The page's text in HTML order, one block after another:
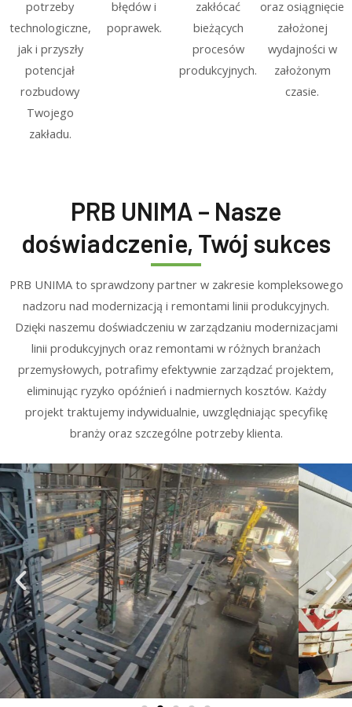
potrzeby
technologiczne,
jak i przyszły
potencjał
rozbudowy
Twojego
zakładu.
błędów i
poprawek.
zakłócać
bieżących
procesów
produkcyjnych.
oraz osiągnięcie
założonej
wydajności w
założonym
czasie.
PRB UNIMA – Nasze
doświadczenie, Twój sukces
PRB UNIMA to sprawdzony partner w zakresie kompleksowego
nadzoru nad modernizacją i remontami linii produkcyjnych.
Dzięki naszemu doświadczeniu w zarządzaniu modernizacjami
linii produkcyjnych oraz remontami w różnych branżach
przemysłowych, potrafimy efektywnie zarządzać projektem,
eliminując ryzyko opóźnień i nadmiernych kosztów. Każdy
projekt traktujemy indywidualnie, uwzględniając specyfikę
branży oraz szczególne potrzeby klienta.